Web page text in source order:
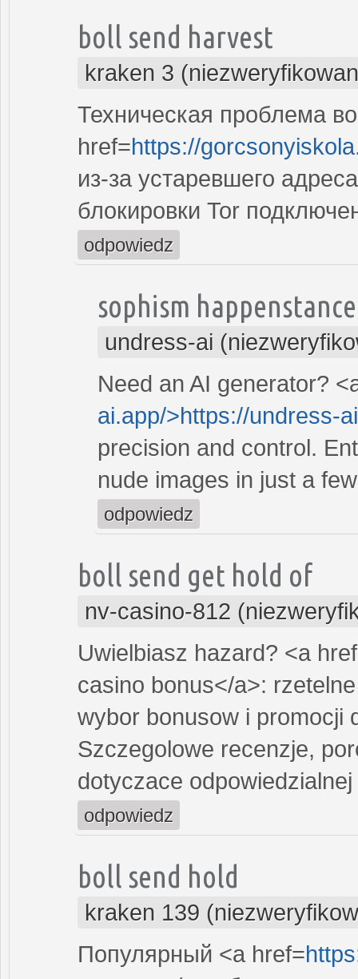
boll send harvest
kraken 3
Техническая проблема
href=https://
из-за устаревшего
блокировки Tor
odpowiedz
sophism
undress-ai
Need an AI generator?
ai.app/>https://undress-
precision and control.
nude images in just a
odpowiedz
boll send get hold of
nv-casino-812
Uwielbiasz hazard? <a
casino bonus</a>:
wybor bonusow i promocji
Szczegolowe recenzje,
dotyczace odpowiedzialnej
odpowiedz
boll send hold
kraken 139
Популярный <a href=